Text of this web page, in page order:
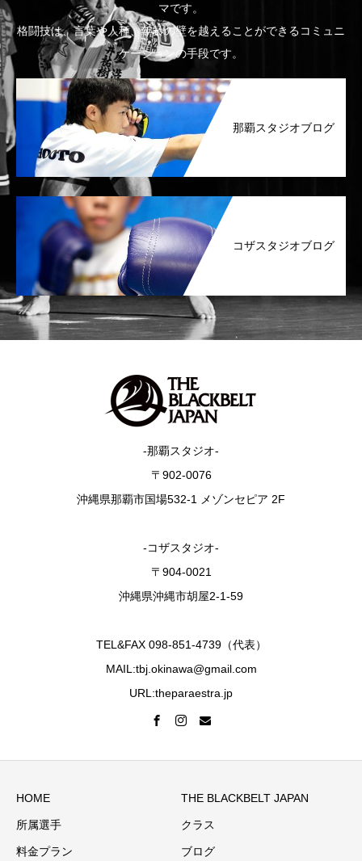
マです。
格闘技は、言葉や人種、年齢の壁を越えることができるコミュニ
ケーションの手段です。
那覇スタジオブログ
コザスタジオブログ
-那覇スタジオ-
〒902-0076
沖縄県那覇市国場532-1 メゾンセピア 2F
-コザスタジオ-
〒904-0021
沖縄県沖縄市胡屋2-1-59
TEL&FAX 098-851-4739（代表）
MAIL:tbj.okinawa@gmail.com
URL:theparaestra.jp
HOME THE BLACKBELT JAPAN
所属選手 クラス
料金プラン ブログ